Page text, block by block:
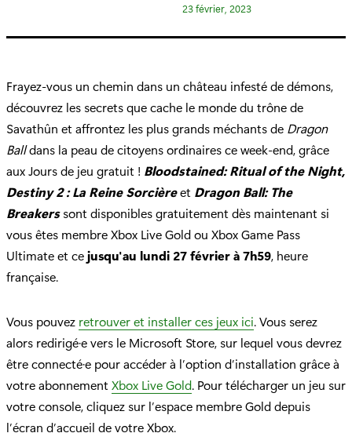
:
23 février, 2023
Frayez-vous un chemin dans un château infesté de démons,
découvrez les secrets que cache le monde du trône de
Savathûn et affrontez les plus grands méchants de Dragon
Balldans la peau de citoyens ordinaires ce week-end, grâce
aux Jours de jeu gratuit ! Bloodstained: Ritual of the Night,
Destiny 2 : La Reine Sorcièreet Dragon Ball: The
Breakerssont disponibles gratuitement dès maintenant si
vous êtes membre Xbox Live Gold ou Xbox Game Pass
Ultimate et cejusqu'au lundi 27 février à 7h59, heure
française.
Vous pouvez retrouver et installer ces jeux ici. Vous serez
alors redirigé·e vers le Microsoft Store, sur lequel vous devrez
être connecté·e pour accéder à l’option d’installation grâce à
votre abonnementXbox Live Gold. Pour télécharger un jeu sur
votre console, cliquez sur l’espace membre Gold depuis
l’écran d’accueil de votre Xbox.